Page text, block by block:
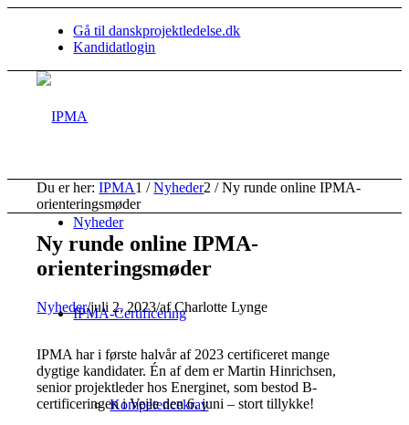
Gå til danskprojektledelse.dk
Kandidatlogin
Nyheder
IPMA-Certificering
Kompetencekrav
Du er her: IPMA1 / Nyheder2 / Ny runde online IPMA-
orienteringsmøder
Ny runde online IPMA-
orienteringsmøder
Nyheder/juli 2, 2023/afCharlotte Lynge
IPMA har i første halvår af 2023 certificeret mange
dygtige kandidater. Én af dem er Martin Hinrichsen,
senior projektleder hos Energinet, som bestod B-
certificeringen i Vejle den 6. juni – stort tillykke!